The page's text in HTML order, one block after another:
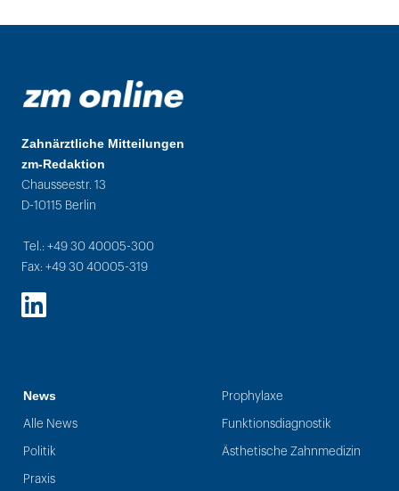
Zahnärztliche Mitteilungen
zm-Redaktion
Chausseestr. 13
D-10115 Berlin
Tel.: +49 30 40005-300
Fax: +49 30 40005-319
LinkedIn
News
Alle News
Politik
Praxis
Prophylaxe
Funktionsdiagnostik
Ästhetische Zahnmedizin